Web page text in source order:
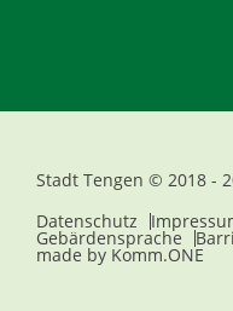
Stadt Tengen © 2018 -
Datenschutz
Gebärdensprache
made by Komm.ONE